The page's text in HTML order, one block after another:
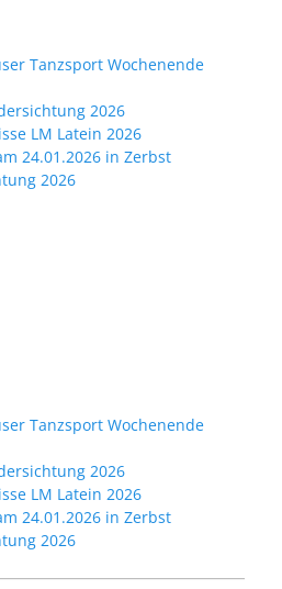
Tanzsport Wochenende
2026
LM Latein 2026
24.01.2026 in Zerbst
2026
Tanzsport Wochenende
2026
LM Latein 2026
24.01.2026 in Zerbst
2026